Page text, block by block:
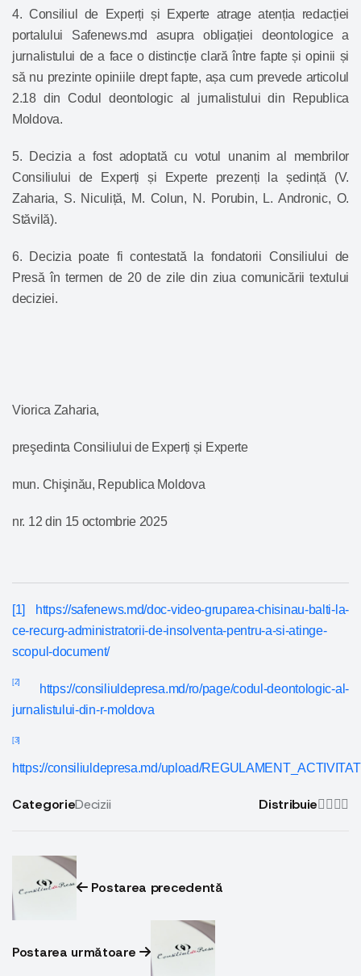
4. Consiliul de Experți și Experte atrage atenția redacției
portalului Safenews.md asupra obligației deontologice a
jurnalistului de a face o distincție clară între fapte și opinii și
să nu prezinte opiniile drept fapte, așa cum prevede articolul
2.18din Codul deontologic al jurnalistului din Republica
Moldova.
5. Decizia a fost adoptată cu votul unanim al membrilor
Consiliului de Experți și Experte prezenți la ședință (V.
Zaharia, S. Niculiță, M. Colun, N. Porubin, L. Andronic, O.
Stăvilă).
6. Decizia poate fi contestată la fondatorii Consiliului de
Presă în termen de 20 de zile din ziua comunicării textului
deciziei.
Viorica Zaharia,
preşedinta Consiliului de Experți și Experte
mun. Chişinău, Republica Moldova
nr. 12 din 15 octombrie 2025
[1]
https://safenews.md/doc-video-gruparea-chisinau-balti-la-
ce-recurg-administratorii-de-insolventa-pentru-a-si-atinge-
scopul-document/
[2]
https://consiliuldepresa.md/ro/page/codul-deontologic-al-
jurnalistului-din-r-moldova
[3]
https://consiliuldepresa.md/upload/
CategorieDecizii Distribuie
Postarea precedentă
Postarea următoare